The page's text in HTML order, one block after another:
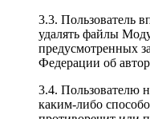
3.3. Пользователь
удалять файлы
предусмотренных
Федерации об
3.4. Пользователю
каким-либо